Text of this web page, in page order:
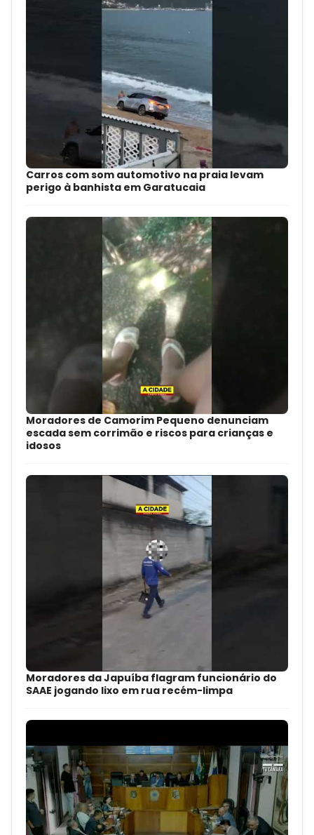
Carros com som automotivo na praia levam
perigo à banhista em Garatucaia
Moradores de Camorim Pequeno denunciam
escada sem corrimão e riscos para crianças e
idosos
Moradores da Japuíba flagram funcionário do
SAAE jogando lixo em rua recém-limpa